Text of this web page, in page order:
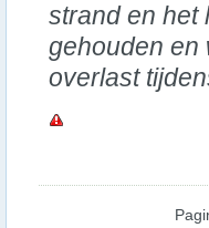
strand en het
gehouden en
overlast